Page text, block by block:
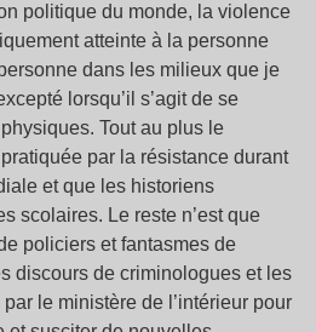
politique du monde, la violence
atteinte à la personne
dans les milieux que je
lorsqu’il s’agit de se
Tout au plus le
par la résistance durant
et que les historiens
scolaires. Le reste n’est que
policiers et fantasmes de
discours de criminologues et les
le ministère de l’intérieur pour